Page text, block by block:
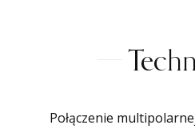
Połączenie